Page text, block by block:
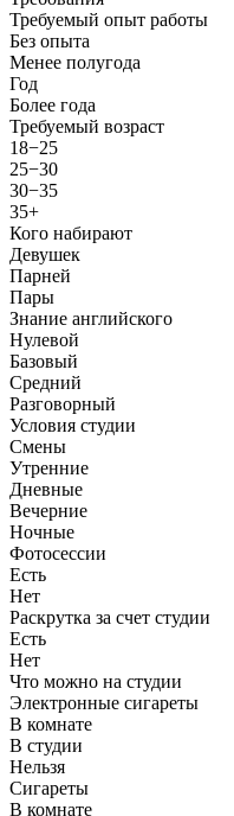
Требуемый опыт работы
Без опыта
Менее полугода
Год
Более года
Требуемый возраст
18−25
25−30
30−35
35+
Кого набирают
Девушек
Парней
Пары
Знание английского
Нулевой
Базовый
Средний
Разговорный
Условия студии
Смены
Утренние
Дневные
Вечерние
Ночные
Фотосессии
Есть
Нет
Раскрутка за счет студии
Есть
Нет
Что можно на студии
Электронные сигареты
В комнате
В студии
Нельзя
Сигареты
В комнате